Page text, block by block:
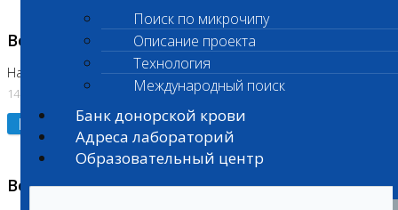
Поиск по микрочипу
Описание проекта
Технология
Международный поиск
Банк донорской крови
Адреса лабораторий
Образовательный центр
Возобновлено выполнение исследования
На Нагорной (Код 961, 962)
14.07.2026
Подробнее
Возобновлено выполнение исследования